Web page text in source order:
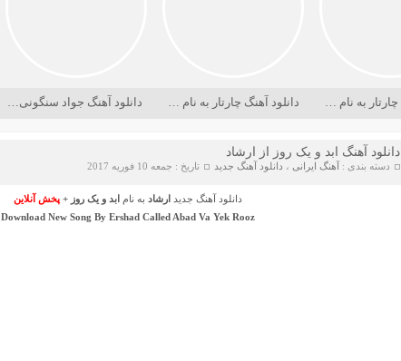
دانلود آهنگ چارتار به نام در حسرت ماه دانلود آهنگ چارتار به نام دریا کجاست دانلود آهنگ جواد سنگونی به نام امام
دانلود آهنگ ابد و یک روز از ارشاد
دسته بندی : آهنگ ایرانی ، دانلود آهنگ جدید تاریخ : جمعه 10 فوریه 2017
دانلود آهنگ جدید ارشادبه نام ابد و یک روز + پخش آنلاین
Download New Song ByErshad Called Abad Va Yek Rooz